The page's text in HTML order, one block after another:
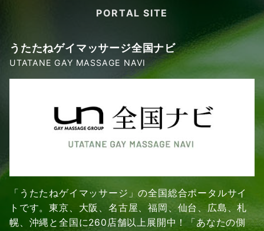
PORTAL SITE
うたたねゲイマッサージ全国ナビ
UTATANE GAY MASSAGE NAVI
「うたたねゲイマッサージ」の全国総合ポータルサイ
トです。東京、大阪、名古屋、福岡、仙台、広島、札
幌、沖縄と全国に260店舗以上展開中！「あなたの側